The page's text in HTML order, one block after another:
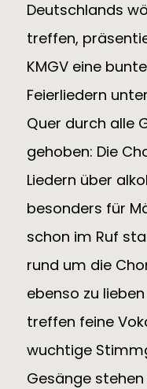
Deutschlands
treffen,
KMGV eine
Feierliedern
Quer durch alle
gehoben: Die
Liedern über
besonders für
schon im Ruf
rund um die
ebenso zu
treffen feine
wuchtige
Gesänge